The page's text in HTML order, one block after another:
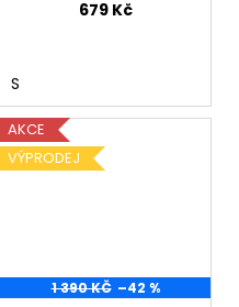
679 Kč
S
AKCE
VÝPRODEJ
1 390 KČ –42 %